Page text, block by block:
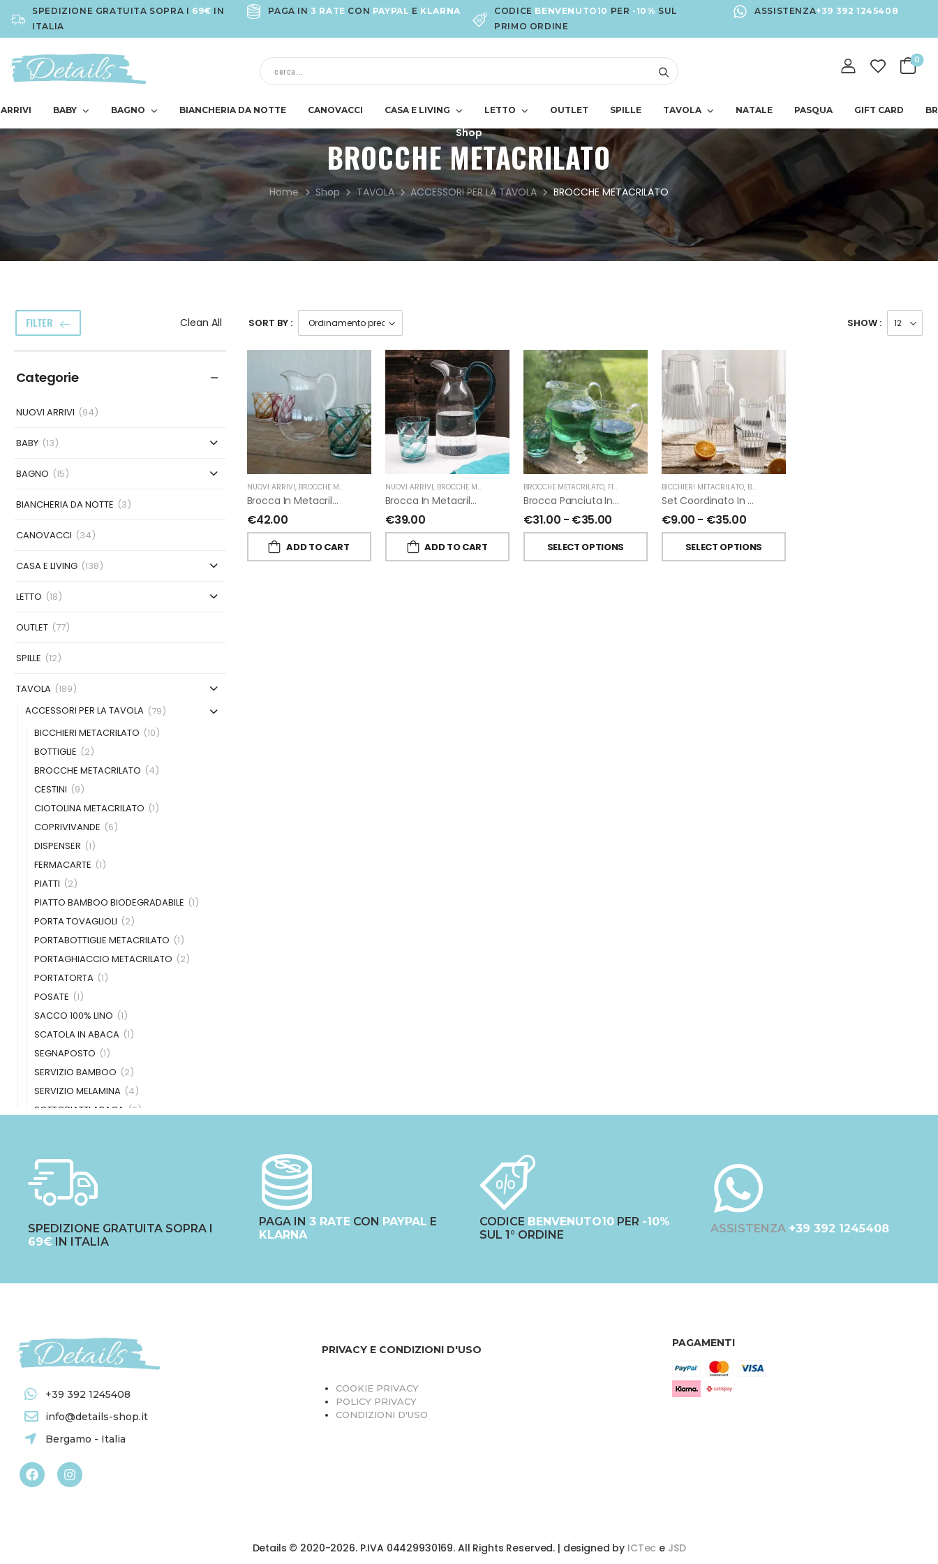
SPEDIZIONE GRATUITA SOPRA I 69€ IN
ITALIA
PAGA IN 3 RATE CON PAYPAL E KLARNA CODICE BENVENUTO10 PER -10% SUL
PRIMO ORDINE
ASSISTENZA+39 392 1245408
0
BABY BAGNO BIANCHERIA DA NOTTE CANOVACCI CASA E LIVING LETTO OUTLET SPILLE TAVOLA NATALE PASQUA GIFT CARD
Shop
BROCCHE METACRILATO
Home Shop TAVOLA ACCESSORI PER LA TAVOLA BROCCHE METACRILATO
FILTER Clean All
Categorie
NUOVI ARRIVI (94)
BABY (13)
BAGNO (15)
BIANCHERIA DA NOTTE (3)
CANOVACCI (34)
CASA E LIVING (138)
LETTO (18)
OUTLET (77)
SPILLE (12)
TAVOLA (189)
ACCESSORI PER LA TAVOLA (79)
BICCHIERI METACRILATO (10)
BOTTIGLIE (2)
BROCCHE METACRILATO (4)
CESTINI (9)
CIOTOLINA METACRILATO (1)
COPRIVIVANDE (6)
DISPENSER (1)
FERMACARTE (1)
PIATTI (2)
PIATTO BAMBOO BIODEGRADABILE (1)
PORTA TOVAGLIOLI (2)
PORTABOTTIGLIE METACRILATO (1)
PORTAGHIACCIO METACRILATO (2)
PORTATORTA (1)
POSATE (1)
SACCO 100% LINO (1)
SCATOLA IN ABACA (1)
SEGNAPOSTO (1)
SERVIZIO BAMBOO (2)
SERVIZIO MELAMINA (4)
SOTTOPIATTI ABACA (2)
SOTTOPIATTI PAGLIA
SOTTOPIATTI PVC
VASSOIO MELAMINA
RUNNER (28)
RUNNER IN COTONE
RUNNER LINO NO STIRO (1)
TOVAGLIA IMPERMEABILE
TOVAGLIE ANTIMACCHIA (2)
TOVAGLIE IN COTONE
TOVAGLIE IN LINO (27)
TOVAGLIE IN LINO NO STIRO
TOVAGLIE TINTA UNITA IN LINO
SORT BY : SHOW :
NUOVI ARRIVI, BROCCHE METACRILATO FIORIRA' UN GIARDINO
Brocca In Metacrilato Manico E Tappo Bianco Di Fiorirà Un Giardino
€42.00
ADD TO CART
NUOVI ARRIVI, BROCCHE METACRILATO FIORIRA' UN GIARDINO
Brocca In Metacrilato Manico Turchese Di Fiorirà Un Giardino
€39.00
ADD TO CART
BROCCHE METACRILATO, FIORIRA' UN GIARDINO
Brocca Panciuta In Metacrilato Di Fiorirà Un Giardino
€31.00 - €35.00
SELECT OPTIONS
BICCHIERI METACRILATO, BOTTIGLIE
Set Coordinato In Metacrilato Per La Tavola Righe Verticali Di Fiorirà Un Giardino
€9.00 - €35.00
SELECT OPTIONS
SPEDIZIONE GRATUITA SOPRA I
69€ IN ITALIA
PAGA IN 3 RATE CON PAYPAL E
KLARNA
CODICE BENVENUTO10 PER -10%
SUL 1° ORDINE
ASSISTENZA +39 392 1245408
+39 392 1245408
info@details-shop.it
Bergamo - Italia
PRIVACY E CONDIZIONI D'USO
COOKIE PRIVACY
POLICY PRIVACY
CONDIZIONI D'USO
PAGAMENTI
Details © 2020-2026. P.IVA 04429930169. All Rights Reserved. | designed by ICTec e JSD